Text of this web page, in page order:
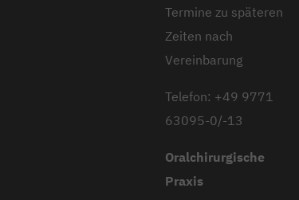
Termine zu späteren
Zeiten nach
Vereinbarung
Telefon: +49 9771
63095-0/-13
Oralchirurgische
Praxis